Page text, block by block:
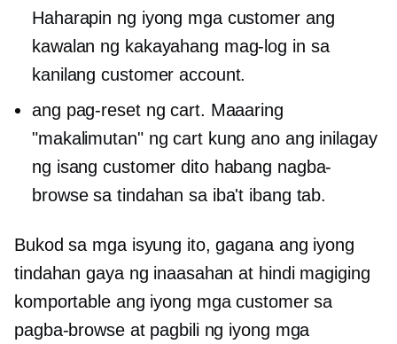
Haharapin ng iyong mga customer ang
kawalan ng kakayahang mag-log in sa
kanilang customer account.
ang pag-reset ng cart. Maaaring
"makalimutan" ng cart kung ano ang inilagay
ng isang customer dito habang nagba-
browse sa tindahan sa iba't ibang tab.
Bukod sa mga isyung ito, gagana ang iyong
tindahan gaya ng inaasahan at hindi magiging
komportable ang iyong mga customer sa
pagba-browse at pagbili ng iyong mga